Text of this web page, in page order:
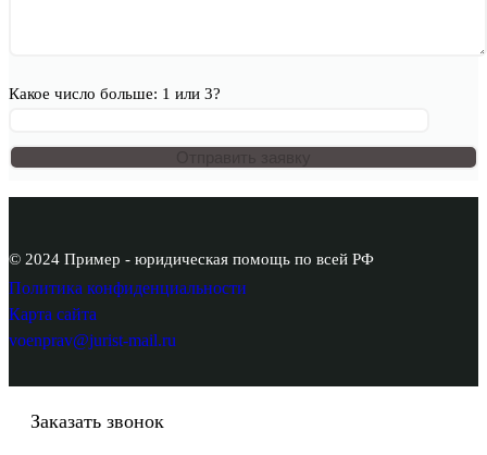
Какое число больше: 1 или 3?
© 2024 Пример - юридическая помощь по всей РФ
Политика конфиденциальности
Карта сайта
voenprav@jurist-mail.ru
Заказать звонок